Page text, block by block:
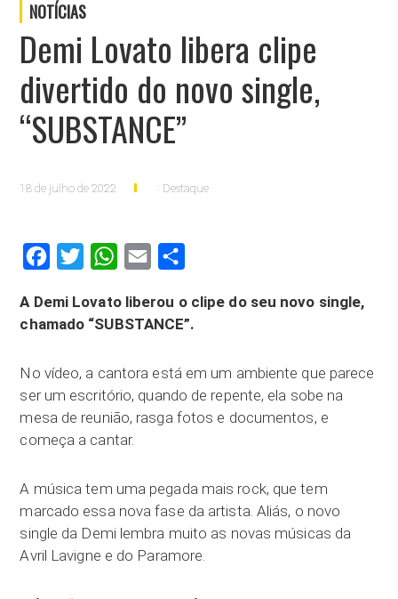
NOTÍCIAS
Demi Lovato libera clipe
divertido do novo single,
“SUBSTANCE”
18 de julho de 2022 Destaque
FacebookTwitter WhatsApp
Email
A Demi Lovato liberou o clipe do seu novo single,
chamado “SUBSTANCE”.
No vídeo, a cantora está em um ambiente que parece
ser um escritório, quando de repente, ela sobe na
mesa de reunião, rasga fotos e documentos, e
começa a cantar.
A música tem uma pegada mais rock, que tem
marcado essa nova fase da artista. Aliás, o novo
single da Demi lembra muito as novas músicas da
Avril Lavigne e do Paramore.